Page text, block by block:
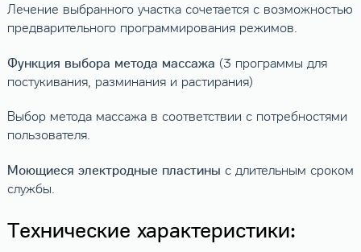
Лечение выбранного участка сочетается с возможностью
предварительного программирования режимов.
Функция выбора метода массажа (3 программы для
постукивания, разминания и растирания)
Выбор метода массажа в соответствии с потребностями
пользователя.
Моющиеся электродные пластины с длительным сроком
службы.
Технические характеристики: